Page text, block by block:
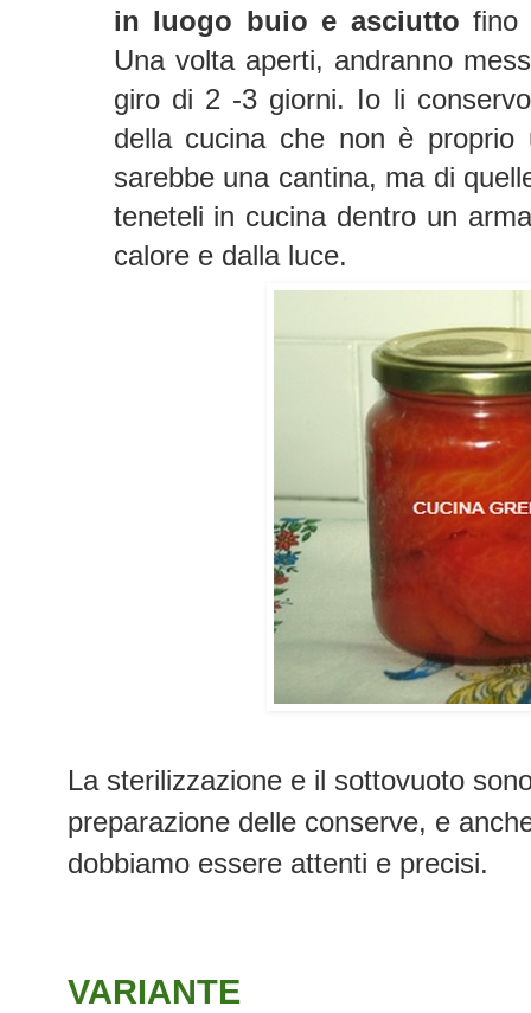
in luogo buio e asciutto fino
Una volta aperti, andranno
giro di 2 -3 giorni. Io li
della cucina che non è proprio
sarebbe una cantina, ma di
teneteli in cucina dentro un
calore e dalla luce.
La sterilizzazione e il sottovuoto
preparazione delle conserve, e
dobbiamo essere attenti e precisi.
VARIANTE